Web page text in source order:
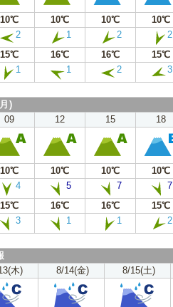
10℃ 10℃ 10℃ 10℃
2 1 2 2
15℃ 16℃ 16℃ 15℃
1 1 2 3
)
09 12 15 18
10℃ 10℃ 10℃ 10℃
4 5 7 7
15℃ 16℃ 16℃ 15℃
3 1 1 2
木) 8/14(金) 8/15(土)